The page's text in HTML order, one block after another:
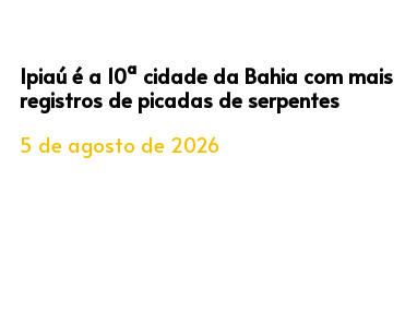
Ipiaú é a 10ª cidade da Bahia com mais
registros de picadas de serpentes
5 de agosto de 2026